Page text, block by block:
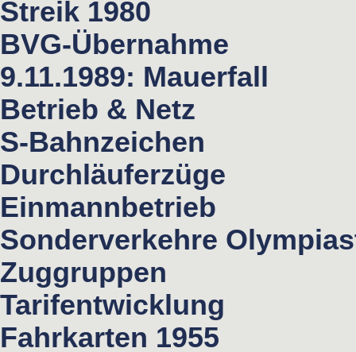
Streik 1980
BVG-Übernahme
9.11.1989: Mauerfall
Betrieb & Netz
S-Bahnzeichen
Durchläuferzüge
Einmannbetrieb
Sonderverkehre
Zuggruppen
Tarifentwicklung
Fahrkarten 1955